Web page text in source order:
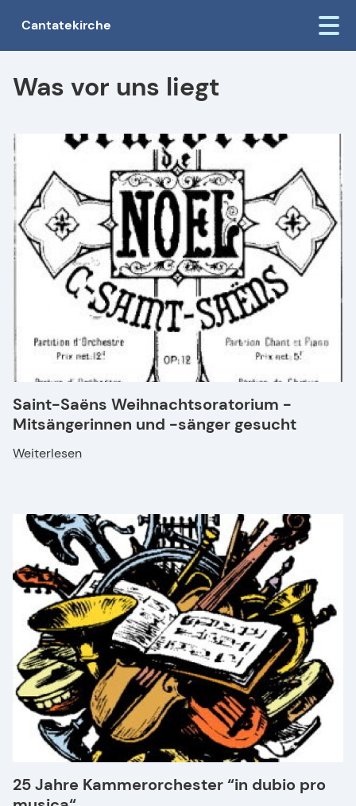
Cantatekirche
Was vor uns liegt
Saint-Saëns Weihnachtsoratorium -
Mitsängerinnen und -sänger gesucht
Weiterlesen
25 Jahre Kammerorchester “in dubio pro